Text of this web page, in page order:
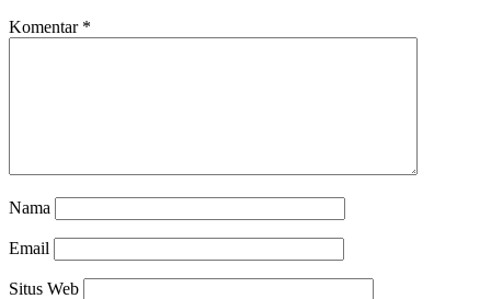
Komentar *
Nama
Email
Situs Web